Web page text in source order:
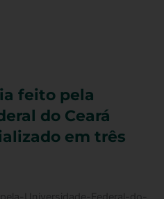
feito pela
do Ceará
em três